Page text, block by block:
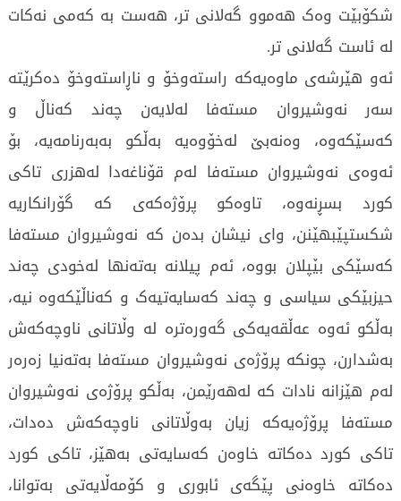
شکۆبێت وەک هەموو گەلانی تر، هەست بە کەمی نەکات
لە ئاست گەلانی تر.
ئەو هێرشەی ماوەیەکە راستەوخۆ و ناڕاستەوخۆ دەکرێتە
سەر نەوشیروان مستەفا لەلایەن چەند کەناڵ و
کەسێکەوە، وەنەبێ لەخۆوەیە بەڵکو بەبەرنامەیە، بۆ
ئەوەی نەوشیروان مستەفا لەم قۆناغەدا لەهزری تاکی
کورد بسڕنەوە، تاوەکو پرۆژەکەی کە گۆرانکاریە
شکستپێبهێنن، وای نیشان بدەن کە نەوشیروان مستەفا
کەسێکی بێپلان بووە، ئەم پیلانە بەتەنها لەخودی چەند
حیزبێکی سیاسی و چەند کەسایەتیەک و کەناڵێکەوە نیە،
بەڵکو ئەوە عەڵقەیەکی گەورەترە لە وڵاتانی ناوچەکەش
بەشدارن، چونکە پرۆژەی نەوشیروان مستەفا بەتەنیا زەرەر
لەم هێزانە نادات کە لەهەرێمن، بەڵکو پرۆژەی نەوشیروان
مستەفا پرۆژەیەکە زیان بەوڵاتانی ناوچەکەش دەدات،
تاکی کورد دەکاتە خاوەن کەسایەتی بەهێز، تاکی کورد
دەکاتە خاوەنی پێگەی ئابوری و کۆمەڵایەتی بەتوانا،